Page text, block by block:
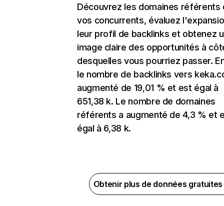
Découvrez les domaines référents
vos concurrents, évaluez
leur profil de backlinks et obtenez
image claire des opportunités à
desquelles vous pourriez passer.
le nombre de backlinks vers
augmenté de 19,01 % et est égal à
651,38 k. Le nombre de domaines
référents a augmenté de 4,3 % et
égal à 6,38 k.
Obtenir plus de données